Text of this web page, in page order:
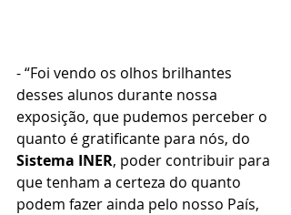
- “Foi vendo os olhos brilhantes
desses alunos durante nossa
exposição, que pudemos perceber o
quanto é gratificante para nós, do
Sistema INER, poder contribuir para
que tenham a certeza do quanto
podem fazer ainda pelo nosso País,